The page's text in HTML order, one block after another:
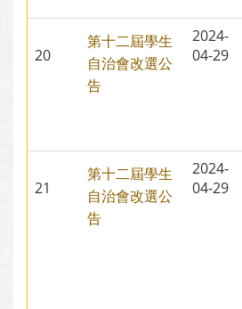
20
第十二屆學生
自治會改選公
告
2024-
04-29
21
第十二屆學生
自治會改選公
告
2024-
04-29